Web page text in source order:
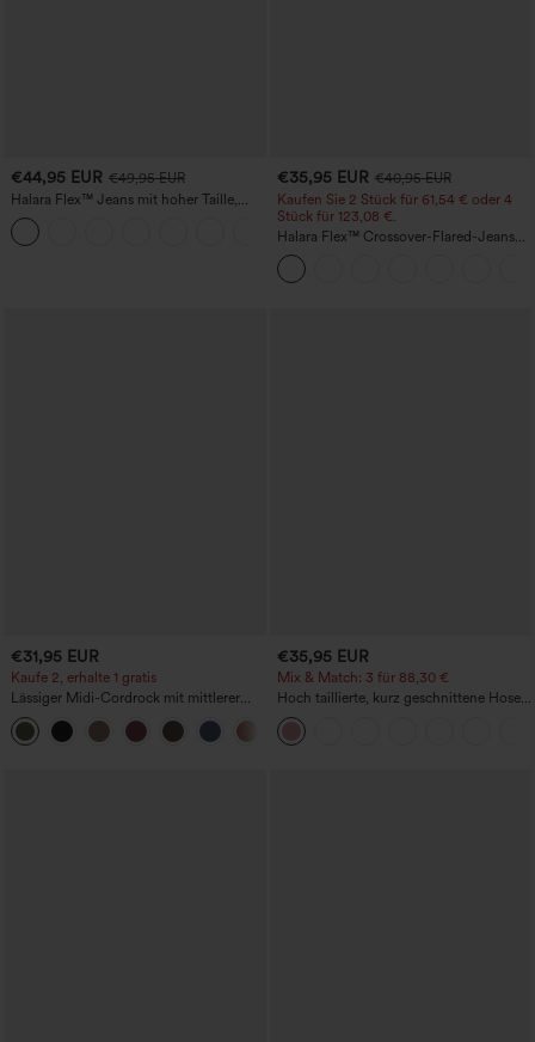
€44,95 EUR €49,95 EUR
Halara Flex™ Jeans mit hoher Taille,
Taschen, geradem Bein und Used-Look
+3
€35,95 EUR €40,95 EUR
Kaufen Sie 2 Stück für 61,54 € oder 4
Stück für 123,08 €.
Halara Flex™ Crossover-Flared-Jeans
aus elastischem Strick-Denim mit
hohem Bund und mehreren Taschen
€31,95 EUR
Kaufe 2, erhalte 1 gratis
Lässiger Midi-Cordrock mit mittlerer
Bundhöhe und vorderseitiger
Klapptasche
€35,95 EUR
Mix & Match: 3 für 88,30 €
Hoch taillierte, kurz geschnittene Hose
mit Reißverschlusstasche in Leinenoptik